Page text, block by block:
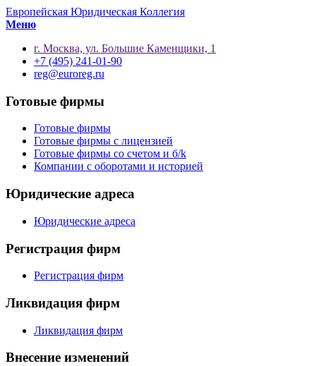
Европейская Юридическая Коллегия
Меню
г. Москва, ул. Большие Каменщики, 1
+7 (495) 241-01-90
reg@euroreg.ru
Готовые фирмы
Готовые фирмы
Готовые фирмы с лицензией
Готовые фирмы со счетом и б/k
Компании с оборотами и историей
Юридические адреса
Юридические адреса
Регистрация фирм
Регистрация фирм
Ликвидация фирм
Ликвидация фирм
Внесение изменений